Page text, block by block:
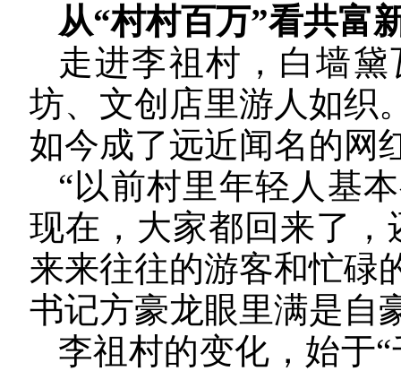
从“村村百万”看共富
走进李祖村，白墙
坊、文创店里游人如织
如今成了远近闻名的网
“以前村里年轻人基
现在，大家都回来了，
来来往往的游客和忙碌
书记方豪龙眼里满是自
李祖村的变化，始于